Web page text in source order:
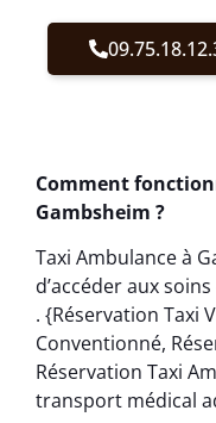
Comment
Gambsheim ?
Taxi Ambulance à
d’accéder aux
. {Réservation Taxi
Conventionné,
Réservation Taxi
transport médical